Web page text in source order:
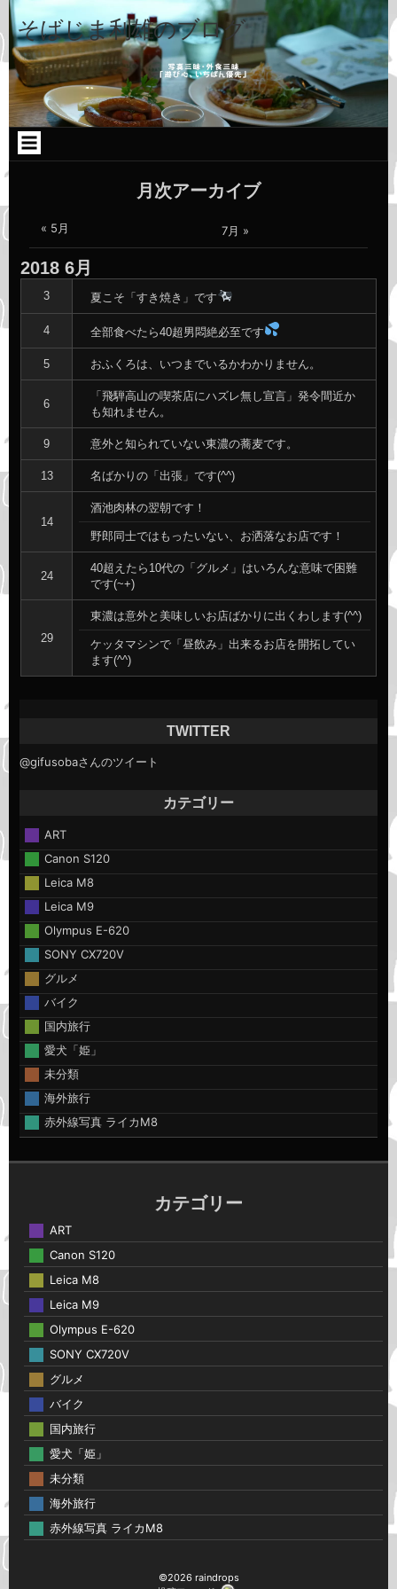
コ
ン
テ
ン
ツ
へ
ス
キ
ッ
Skip
to
TEXT-
9
Skip
to
CATEGORIES-
2
Skip
to
CATEGORIES-
2
そばじま利雄のブログ
月次アーカイブ
« 5月 7月 »
2018 6月
3 夏こそ「すき焼き」です
4 全部食べたら40超男悶絶必至です
5 おふくろは、いつまでいるかわかりません。
6
「飛騨高山の喫茶店にハズレ無し宣言」発令間近か
も知れません。
9 意外と知られていない東濃の蕎麦です。
13 名ばかりの「出張」です(^^)
14
酒池肉林の翌朝です！
野郎同士ではもったいない、お洒落なお店です！
24
40超えたら10代の「グルメ」はいろんな意味で困難
です(~+)
29
東濃は意外と美味しいお店ばかりに出くわします(^^)
ケッタマシンで「昼飲み」出来るお店を開拓してい
ます(^^)
TWITTER
@gifusobaさんのツイート
カテゴリー
ART
Canon S120
Leica M8
Leica M9
Olympus E-620
SONY CX720V
グルメ
バイク
国内旅行
愛犬「姫」
未分類
海外旅行
赤外線写真 ライカM8
カテゴリー
ART
Canon S120
Leica M8
Leica M9
Olympus E-620
SONY CX720V
グルメ
バイク
国内旅行
愛犬「姫」
未分類
海外旅行
赤外線写真 ライカM8
©2026 raindrops